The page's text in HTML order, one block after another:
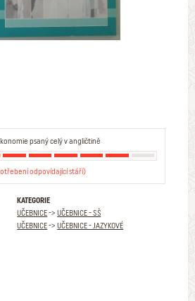
psaný celý v angličtině
odpovídající stáří)
KATEGORIE
UČEBNICE->UČEBNICE - SŠ
UČEBNICE->UČEBNICE - JAZYKOVÉ